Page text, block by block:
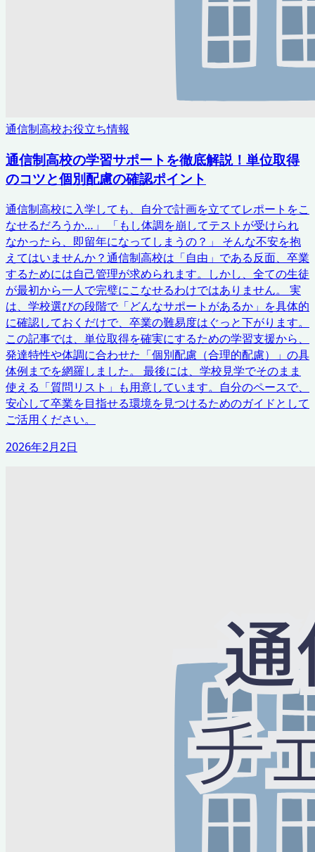
通信制高校お役立ち情報
通信制高校の学習サポートを徹底解説！単位取得
のコツと個別配慮の確認ポイント
通信制高校に入学しても、自分で計画を立ててレポートをこ
なせるだろうか…」 「もし体調を崩してテストが受けられ
なかったら、即留年になってしまうの？」 そんな不安を抱
えてはいませんか？通信制高校は「自由」である反面、卒業
するためには自己管理が求められます。しかし、全ての生徒
が最初から一人で完璧にこなせるわけではありません。 実
は、学校選びの段階で「どんなサポートがあるか」を具体的
に確認しておくだけで、卒業の難易度はぐっと下がります。
この記事では、単位取得を確実にするための学習支援から、
発達特性や体調に合わせた「個別配慮（合理的配慮）」の具
体例までを網羅しました。 最後には、学校見学でそのまま
使える「質問リスト」も用意しています。自分のペースで、
安心して卒業を目指せる環境を見つけるためのガイドとして
ご活用ください。
2026年2月2日